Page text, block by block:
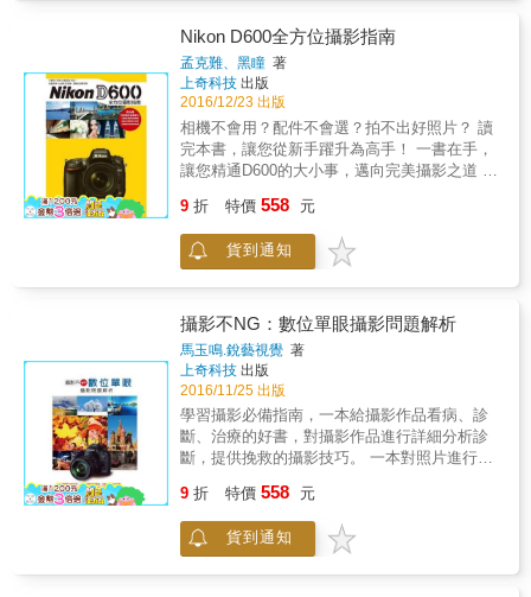
攝影的樂趣與成就感！
意事項。 只要依循上述的作法， 不用等到看完
整本書， 也可以逐步地提昇自己的功力與作品
水準喔！！
影師的角度詮釋，充滿文青般的述說，引人發
想背後的思緒跳動。
Nikon D600全方位攝影指南
孟克難、黑瞳 著
上奇科技 出版
2016/12/23 出版
相機不會用？配件不會選？拍不出好照片？ 讀
完本書，讓您從新手躍升為高手！ 一書在手，
讓您精通D600的大小事，邁向完美攝影之道 穿
圖+對比圖，講解更清晰易懂 本書從D600的新
增功能、外觀設計、功能表設置、相機操作、
鏡頭搭配以及常用配件等方面進行了全面系統
表、操作圖例講解每一步操作，搭配實拍上陣
的各類型攝影範例，使讀者能夠完全掌握相機
的操作，並在合理時機利用好相機功能。 全書
共分為12章，分為攝影入門篇、功能與操作
篇、配件選購與使用技巧篇、實拍技巧篇。 全
書華圖美文，且搭配有高水準的攝影佳作，不
僅能夠深入瞭解D600相機，掌握D600的拍攝技
巧，還能夠從中學到攝影知識，領略到攝影的
樂趣。
9 折 特價 558 元
貨到通知
攝影不NG：數位單眼攝影問題解析
馬玉鳴.銳藝視覺 著
上奇科技 出版
2016/11/25 出版
學習攝影必備指南，一本給攝影作品看病、診
斷、治療的好書，對攝影作品進行詳細分析診
斷，提供挽救的攝影技巧。 一本對照片進行分
南！ 分析一幅幅&ldquo;不完美的作品
&rdquo;，可以使我們發現各種失敗的原因，避
免拍攝時犯同樣的錯誤，同時也可以從一幅幅
9 折 特價 558 元
貨到通知